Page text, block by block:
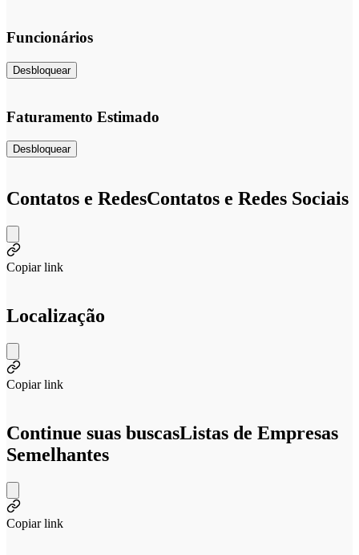
Funcionários
Desbloquear
Faturamento Estimado
Desbloquear
Contatos e RedesContatos e Redes Sociais
Copiar link
Localização
Copiar link
Continue suas buscasListas de Empresas
Semelhantes
Copiar link